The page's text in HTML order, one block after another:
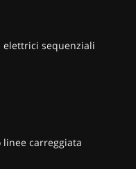
sequenziali
carreggiata